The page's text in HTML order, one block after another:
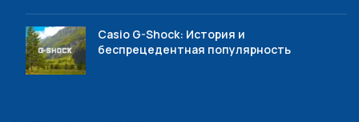
Casio G-Shock: История и
беспрецедентная популярность